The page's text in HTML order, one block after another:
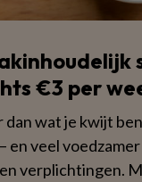
€3 per
dan wat je kwijt
en veel
verplichtingen.